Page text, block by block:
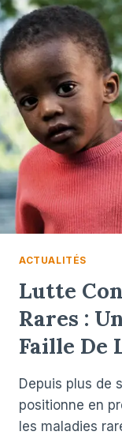
ACTUALITÉS
Lutte
Rares :
Faille De
Depuis plus de
positionne en
les maladies